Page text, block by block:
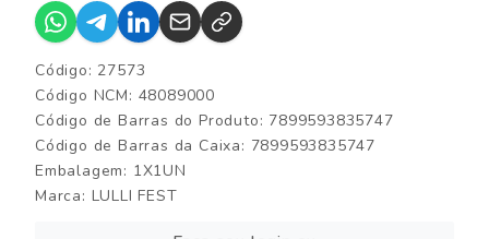
Código: 27573
Código NCM: 48089000
Código de Barras do Produto: 7899593835747
Código de Barras da Caixa: 7899593835747
Embalagem: 1X1UN
Marca: LULLI FEST